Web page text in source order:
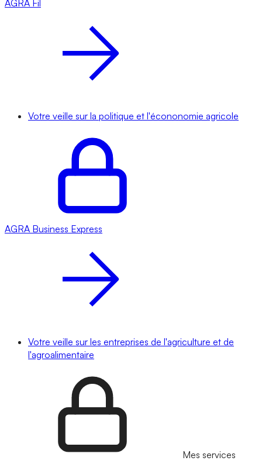
AGRA Fil
Votre veille sur la politique et l'écononomie agricole
AGRA Business Express
Votre veille sur les entreprises de l'agriculture et de
l'agroalimentaire
Mes services